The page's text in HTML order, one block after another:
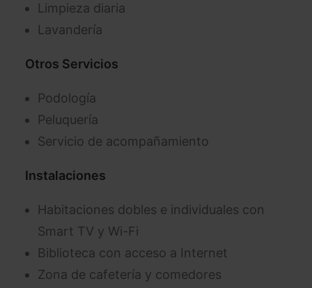
Limpieza diaria
Lavandería
Otros Servicios
Podología
Peluquería
Servicio de acompañamiento
Instalaciones
Habitaciones dobles e individuales con
Smart TV y Wi-Fi
Biblioteca con acceso a Internet
Zona de cafetería y comedores